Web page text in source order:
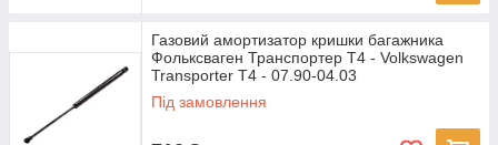
Газовий амортизатор кришки багажника
Фольксваген Транспортер Т4 - Volkswagen
Transporter T4 - 07.90-04.03
Під замовлення